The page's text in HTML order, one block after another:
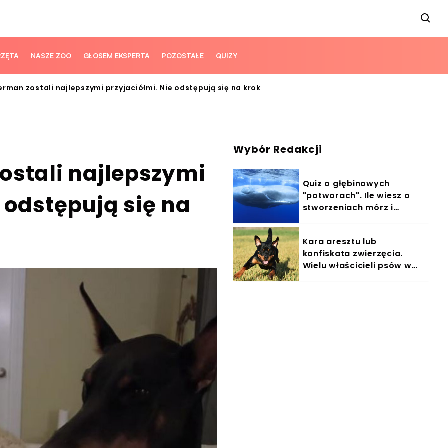
NASZE ZOO GŁOSEM EKSPERTA POZOSTAŁE QUIZY
zostali najlepszymi przyjaciółmi. Nie odstępują się na krok
najlepszymi
się na
Wybór Redakcji
Quiz o głębinowych
"potworach". Ile wiesz o
stworzeniach mórz i
Kara aresztu lub
konfiskata zwierzęcia.
Wielu właścicieli psów w